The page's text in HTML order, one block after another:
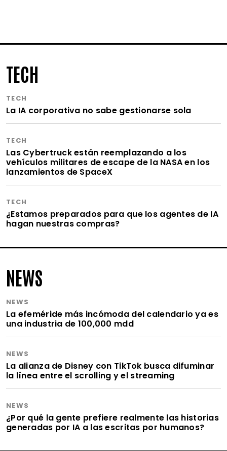
TECH
TECH
La IA corporativa no sabe gestionarse sola
TECH
Las Cybertruck están reemplazando a los
vehículos militares de escape de la NASA en los
lanzamientos de SpaceX
TECH
¿Estamos preparados para que los agentes de IA
hagan nuestras compras?
NEWS
NEWS
La efeméride más incómoda del calendario ya es
una industria de 100,000 mdd
NEWS
La alianza de Disney con TikTok busca difuminar
la línea entre el scrolling y el streaming
NEWS
¿Por qué la gente prefiere realmente las historias
generadas por IA a las escritas por humanos?